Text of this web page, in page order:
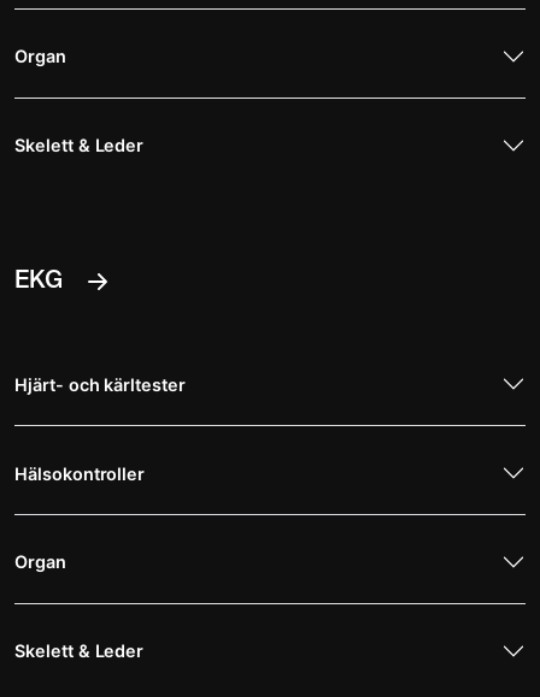
Organ
Skelett & Leder
EKG
Hjärt- och kärltester
Hälsokontroller
Organ
Skelett & Leder